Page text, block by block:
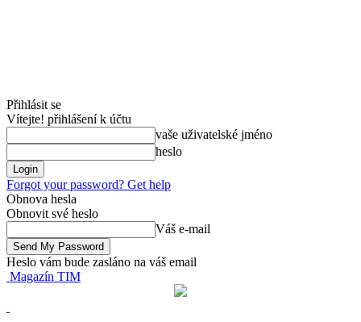
Přihlásit se
Vítejte! přihlášení k účtu
vaše uživatelské jméno
heslo
Forgot your password? Get help
Obnova hesla
Obnovit své heslo
Váš e-mail
Heslo vám bude zasláno na váš email
Magazín TIM